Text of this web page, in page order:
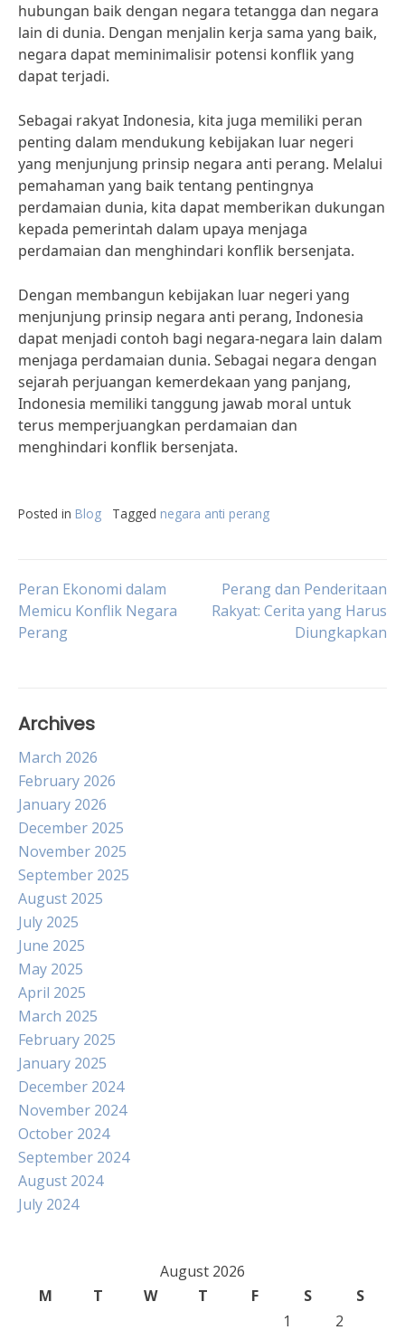
hubungan baik dengan negara tetangga dan negara
lain di dunia. Dengan menjalin kerja sama yang baik,
negara dapat meminimalisir potensi konflik yang
dapat terjadi.
Sebagai rakyat Indonesia, kita juga memiliki peran
penting dalam mendukung kebijakan luar negeri
yang menjunjung prinsip negara anti perang. Melalui
pemahaman yang baik tentang pentingnya
perdamaian dunia, kita dapat memberikan dukungan
kepada pemerintah dalam upaya menjaga
perdamaian dan menghindari konflik bersenjata.
Dengan membangun kebijakan luar negeri yang
menjunjung prinsip negara anti perang, Indonesia
dapat menjadi contoh bagi negara-negara lain dalam
menjaga perdamaian dunia. Sebagai negara dengan
sejarah perjuangan kemerdekaan yang panjang,
Indonesia memiliki tanggung jawab moral untuk
terus memperjuangkan perdamaian dan
menghindari konflik bersenjata.
Posted in Blog Tagged negara anti perang
Post
navigation
Peran Ekonomi dalam
Memicu Konflik Negara
Perang
Perang dan Penderitaan
Rakyat: Cerita yang Harus
Diungkapkan
Archives
March 2026
February 2026
January 2026
December 2025
November 2025
September 2025
August 2025
July 2025
June 2025
May 2025
April 2025
March 2025
February 2025
January 2025
December 2024
November 2024
October 2024
September 2024
August 2024
July 2024
August 2026
M
T W T F S
S
1
2